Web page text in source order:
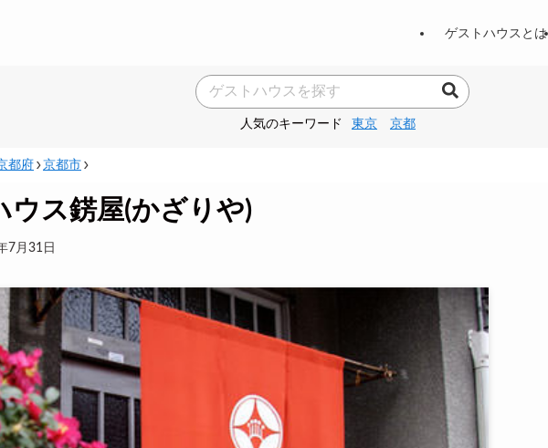
ゲストハウスとは
人気のキーワード 東京 京都
都府 京都市
ウス錺屋(かざりや)
7月31日